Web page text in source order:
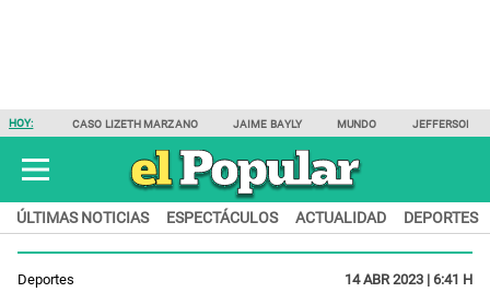
HOY: CASO LIZETH MARZANO JAIME BAYLY MUNDO JEFFERSON
ÚLTIMAS NOTICIAS ESPECTÁCULOS ACTUALIDAD DEPORTES
Deportes 14 ABR 2023 | 6:41 H